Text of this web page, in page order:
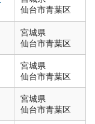
仙台市青葉区
宮城県
仙台市青葉区
宮城県
仙台市青葉区
宮城県
仙台市青葉区